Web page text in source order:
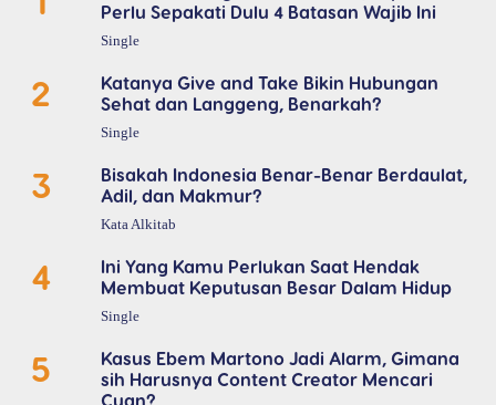
Perlu Sepakati Dulu 4 Batasan Wajib Ini
Single
2
Katanya Give and Take Bikin Hubungan
Sehat dan Langgeng, Benarkah?
Single
3
Bisakah Indonesia Benar-Benar Berdaulat,
Adil, dan Makmur?
Kata Alkitab
4
Ini Yang Kamu Perlukan Saat Hendak
Membuat Keputusan Besar Dalam Hidup
Single
5
Kasus Ebem Martono Jadi Alarm, Gimana
sih Harusnya Content Creator Mencari
Cuan?